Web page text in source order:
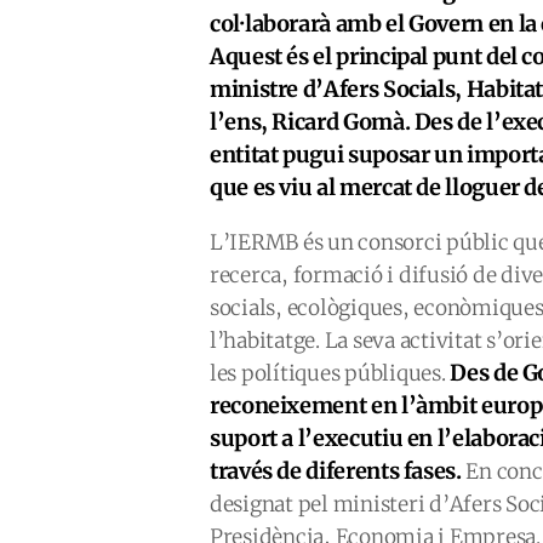
col·laborarà amb el Govern en
Aquest és el principal punt del
ministre d’Afers Socials,
l’ens, Ricard Gomà. Des de
entitat pugui suposar un
que es viu al mercat de lloguer
L’IERMB és un consorci públic
recerca, formació i difusió de
socials, ecològiques,
l’habitatge. La seva activitat
les polítiques públiques.Des de
reconeixement en l’àmbit
suport a l’executiu en
través de diferents fases.En
designat pel ministeri d’Afers
Presidència, Economia i Empresa.